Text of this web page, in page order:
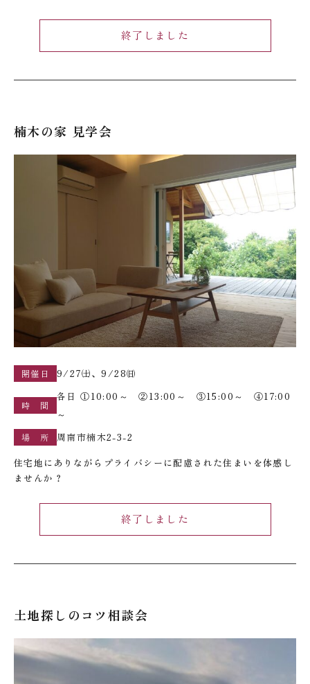
終了しました
楠木の家 見学会
開催日 9/27㈯、9/28㈰
時 間
各日 ①10:00～ ②13:00～ ③15:00～ ④17:00
～
場 所
周南市楠木2-3-2
住宅地にありながらプライバシーに配慮された住まいを体感し
ませんか？
終了しました
土地探しのコツ相談会